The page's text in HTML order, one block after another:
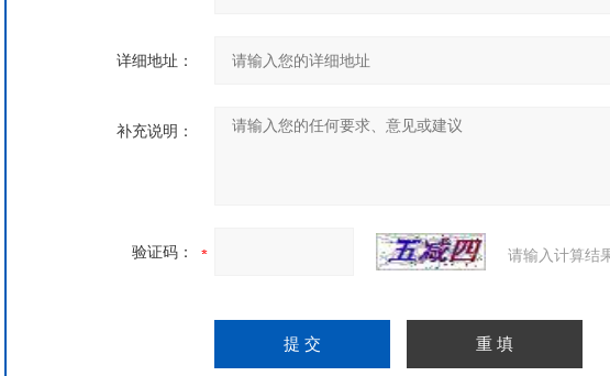
详细地址：
补充说明：
验证码： 请输入计算结